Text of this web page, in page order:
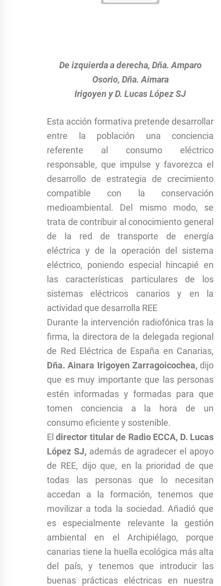
De izquierda a derecha, Dña. Amparo
Osorio, Dña. Aimara
Irigoyen y D. Lucas López SJ
Esta acción formativa pretende desarrollar
entre la población una conciencia
referente al consumo eléctrico
responsable, que impulse y favorezca el
desarrollo de estrategia de crecimiento
compatible con la conservación
medioambiental. Del mismo modo, se
trata de contribuir al conocimiento general
de la red de transporte de energía
eléctrica y de la operación del sistema
eléctrico, poniendo especial hincapié en
las características particulares de los
sistemas eléctricos canarios y en la
actividad que desarrolla REE
Durante la intervención radiofónica tras la
firma, la directora de la delegada regional
de Red Eléctrica de España en Canarias,
Dña. Ainara Irigoyen Zarragoicochea, dijo
que es muy importante que las personas
estén informadas y formadas para que
tomen conciencia a la hora de un
consumo eficiente y sostenible.
Eldirector titular de Radio ECCA, D. Lucas
López SJ,además de agradecer el apoyo
de REE, dijo que, en la prioridad de que
todas las personas que lo necesitan
accedan a la formación, tenemos que
movilizar a toda la sociedad. Añadió que
es especialmente relevante la gestión
ambiental en el Archipiélago, porque
canarias tiene la huella ecológica más alta
del país, y tenemos que introducir las
buenas prácticas eléctricas en nuestra